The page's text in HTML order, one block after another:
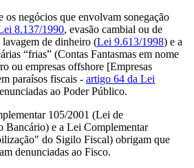
os negócios que envolvam sonegação
8.137/1990, evasão cambial ou de
de dinheiro (Lei 9.613/1998) e a
“frias” (Contas Fantasmas em nome
ou empresas offshore [Empresas
paraísos fiscais - artigo 64 da Lei
ao Poder Público.
105/2001 (Lei de
e a Lei Complementar
do Sigilo Fiscal) obrigam que
denunciadas ao Fisco.